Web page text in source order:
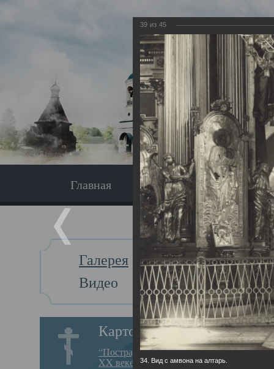
Главная Экскурсия
Галерея
Видео
Картотека
“Пострадавшие за веру в
XX веке на Севере”
Главная
39 из 45
34. Вид с амвона на алтарь.